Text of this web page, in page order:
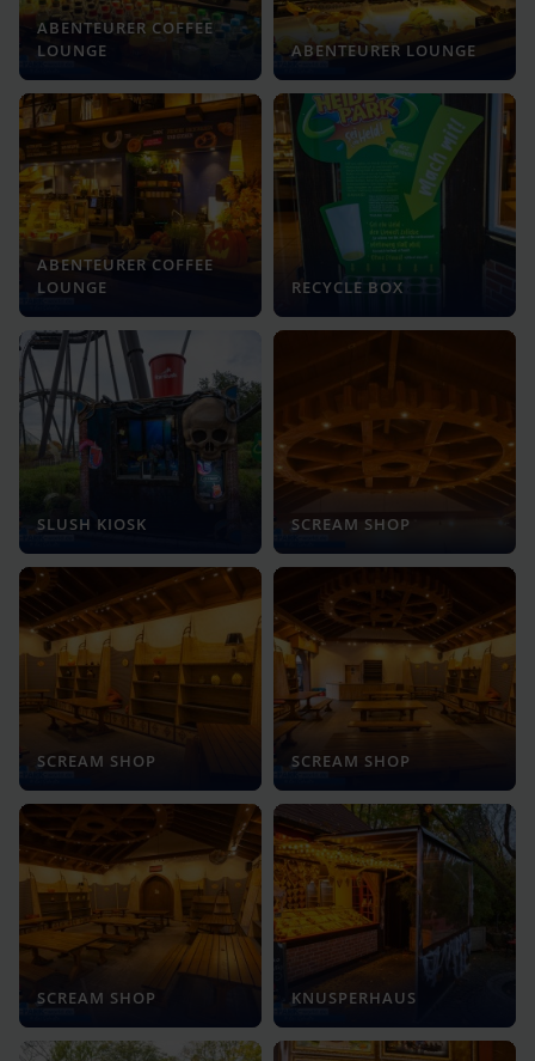
ABENTEURER COFFEE
LOUNGE
ABENTEURER LOUNGE
ABENTEURER COFFEE
LOUNGE
RECYCLE BOX
SLUSH KIOSK SCREAM SHOP
SCREAM SHOP SCREAM SHOP
SCREAM SHOP KNUSPERHAUS